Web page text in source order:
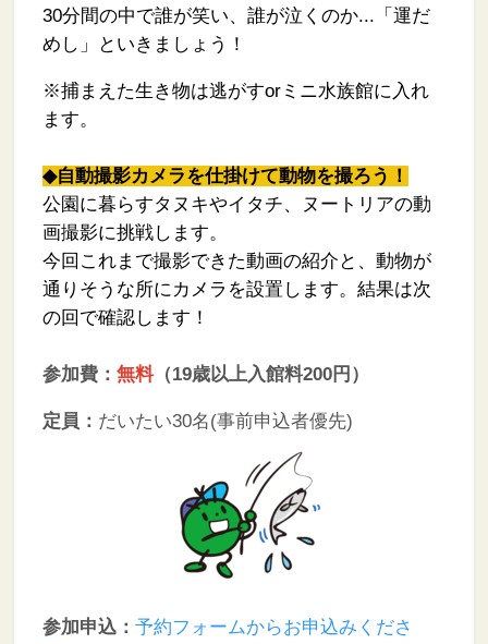
30分間の中で誰が笑い、誰が泣くのか...「運だ
めし」といきましょう！
※捕まえた生き物は逃がすorミニ水族館に入れ
ます。
◆自動撮影カメラを仕掛けて動物を撮ろう！
公園に暮らすタヌキやイタチ、ヌートリアの動
画撮影に挑戦します。
今回これまで撮影できた動画の紹介と、動物が
通りそうな所にカメラを設置します。結果は次
の回で確認します！
参加費： 無料（19歳以上入館料200円）
定員： だいたい30名(事前申込者優先)
参加申込： 予約フォームからお申込みくださ